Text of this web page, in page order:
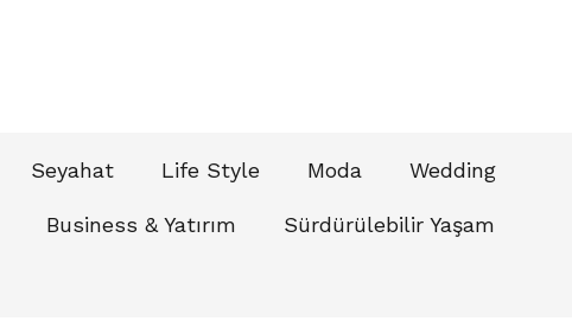
Seyahat Life Style Moda Wedding
Business & Yatırım Sürdürülebilir Yaşam